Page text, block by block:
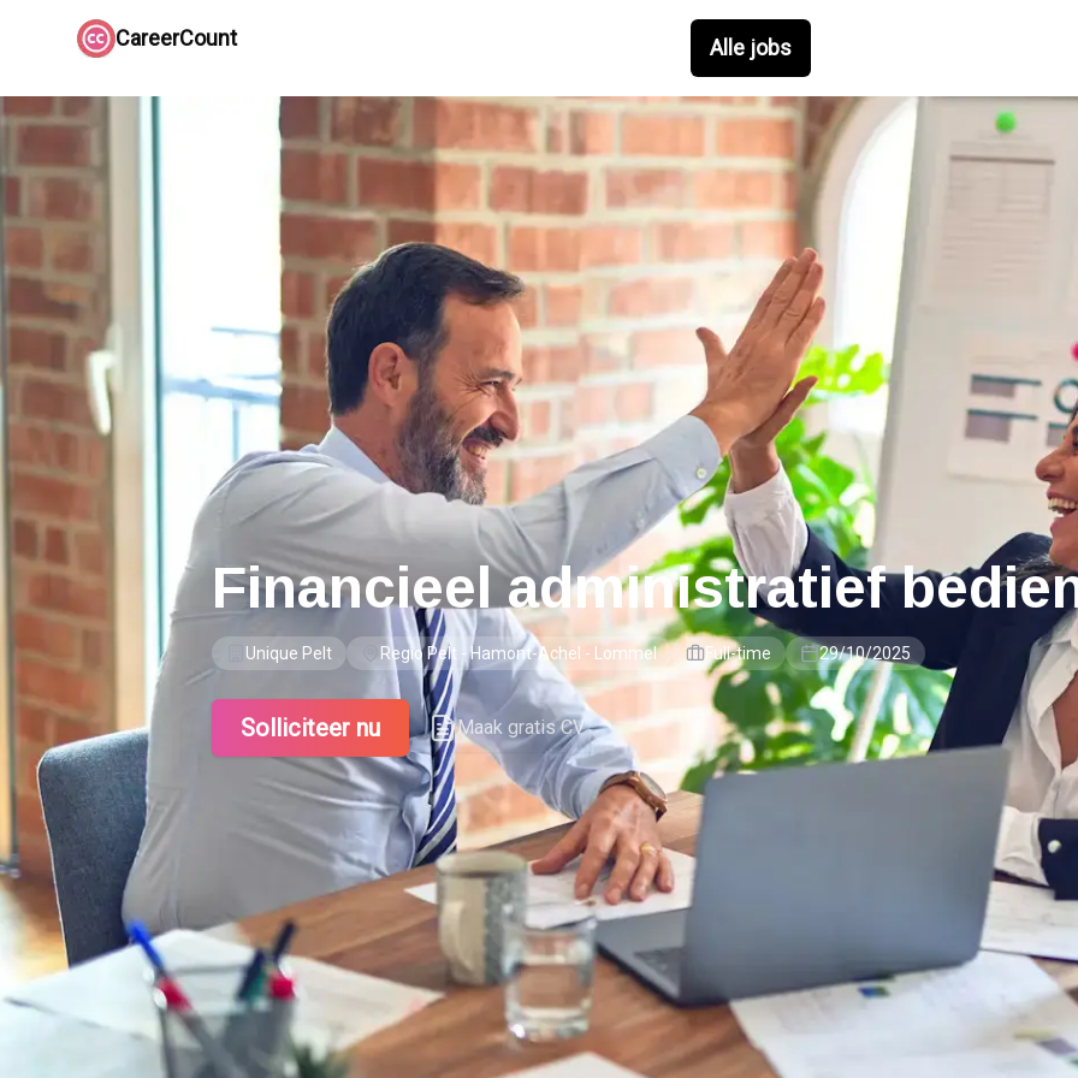
CareerCount Alle jobs
Financieel administratief
Unique Pelt Regio Pelt - Hamont-Achel - Lommel Full-time 29/10/2025
Solliciteer nu Maak gratis CV